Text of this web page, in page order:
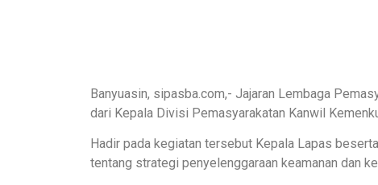
Banyuasin, sipasba.com,- Jajaran Lembaga
dari Kepala Divisi Pemasyarakatan Kanwil
Hadir pada kegiatan tersebut Kepala Lapas
tentang strategi penyelenggaraan keamanan dan